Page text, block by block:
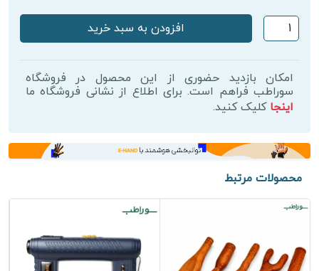
ماساژور
تفنگی
مدل
PR
Pro
افزودن به سبد خرید
امکان بازدید حضوری از این محصول در فروشگاه
سوراطب فراهم است. برای اطلاع از نشانی فروشگاه ما
اینجا کلیک کنید.
محصولات مرتبط